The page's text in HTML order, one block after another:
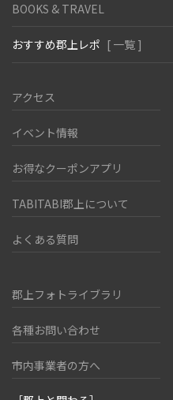
BOOKS & TRAVEL
おすすめ郡上レポ [ 一覧 ]
アクセス
イベント情報
お得なクーポンアプリ
TABITABI郡上について
よくある質問
郡上フォトライブラリ
各種お問い合わせ
市内事業者の方へ